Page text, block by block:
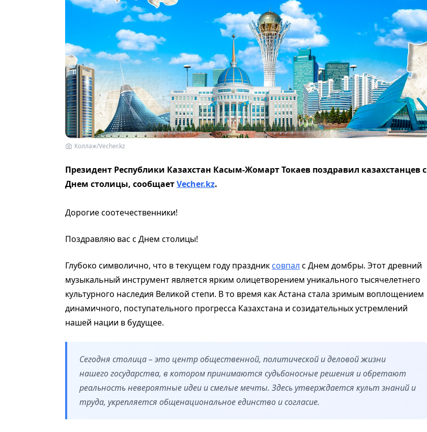
Коллаж/Vecher.kz
Президент Республики Казахстан Касым-Жомарт Токаев поздравил казахстанцев с
Днем столицы, сообщаетVecher.kz.
Дорогие соотечественники!
Поздравляю вас с Днем столицы!
Глубоко символично, что в текущем году праздник совпал с Днем домбры. Этот древний
музыкальный инструмент является ярким олицетворением уникального тысячелетнего
культурного наследия Великой степи. В то время как Астана стала зримым воплощением
динамичного, поступательного прогресса Казахстана и созидательных устремлений
нашей нации в будущее.
Сегодня столица – это центр общественной, политической и деловой жизни
нашего государства, в котором принимаются судьбоносные решения и обретают
реальность невероятные идеи и смелые мечты. Здесь утверждается культ знаний и
труда, укрепляется общенациональное единство и согласие.